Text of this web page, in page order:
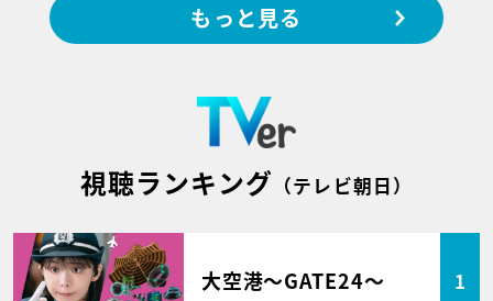
もっと見る
視聴ランキング （テレビ朝日）
大空港～GATE24～ 1